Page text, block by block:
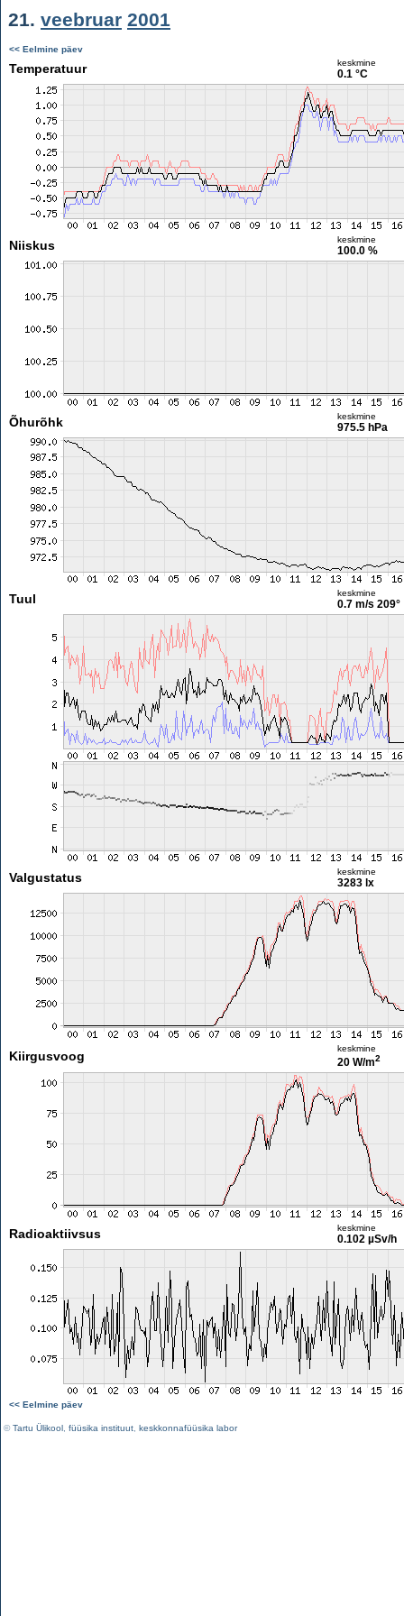
21. veebruar 2001
<< Eelmine päev
Temperatuur keskmine
0.1 °C
Niiskus keskmine
100.0 %
Õhurõhk keskmine
975.5 hPa
Tuul keskmine
0.7 m/s 209°
Valgustatus keskmine
3283 lx
Kiirgusvoog
keskmine
20 W/m2
Radioaktiivsus keskmine
0.102 µSv/h
<< Eelmine päev
©Tartu Ülikool füüsika instituut keskkonnafüüsika labor